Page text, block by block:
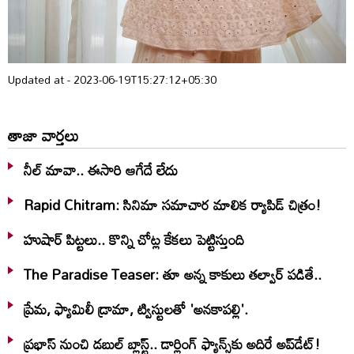
Updated at - 2023-06-19T15:27:12+05:30
తాజా వార్తలు
నీల్ మావా.. ఈసారి ఆగేదే లేదు
Rapid Chitram: సినిమా సమాచార మాలిక ర్యాపిడ్ చిత్రం!
హుషార్‌ పిట్టలు.. కొన్ని చోట్ల కేకలు పెట్టిస్తుంది
The Paradise Teaser: తూ అన్న కాకులు తల్వార్ పడితే..
ప్రేమ, ఫ్యామిలీ డ్రామా, ట్విస్టులతో 'అనకాపల్లి'.
ప్రభాస్ నుంచి డబుల్ బ్లాస్ట్.. డార్లింగ్ ఫ్యాన్స్‌కు అదిరే అప్‌డేట్!